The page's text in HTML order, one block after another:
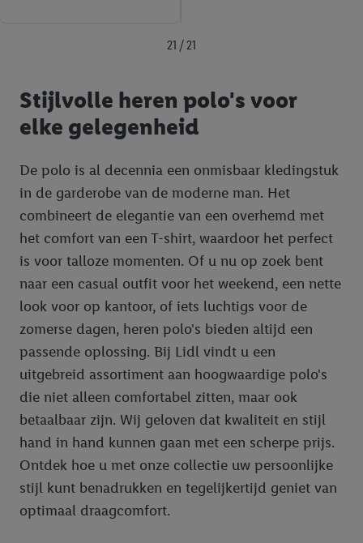
21 / 21
Stijlvolle heren polo's voor
elke gelegenheid
De polo is al decennia een onmisbaar kledingstuk
in de garderobe van de moderne man. Het
combineert de elegantie van een overhemd met
het comfort van een T-shirt, waardoor het perfect
is voor talloze momenten. Of u nu op zoek bent
naar een casual outfit voor het weekend, een nette
look voor op kantoor, of iets luchtigs voor de
zomerse dagen, heren polo's bieden altijd een
passende oplossing. Bij Lidl vindt u een
uitgebreid assortiment aan hoogwaardige polo's
die niet alleen comfortabel zitten, maar ook
betaalbaar zijn. Wij geloven dat kwaliteit en stijl
hand in hand kunnen gaan met een scherpe prijs.
Ontdek hoe u met onze collectie uw persoonlijke
stijl kunt benadrukken en tegelijkertijd geniet van
optimaal draagcomfort.